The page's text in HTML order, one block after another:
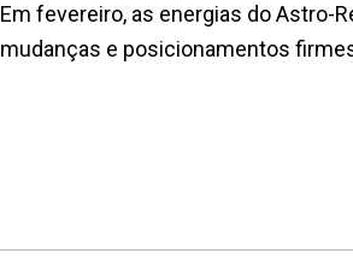
Em fevereiro, as energias do Astro-
mudanças e posicionamentos